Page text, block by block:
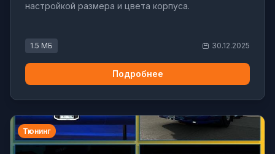
настройкой размера и цвета корпуса.
1.5 МБ 30.12.2025
Подробнее
Тюнинг